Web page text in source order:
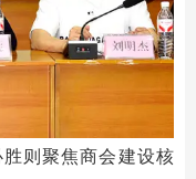
则聚焦商会建设核